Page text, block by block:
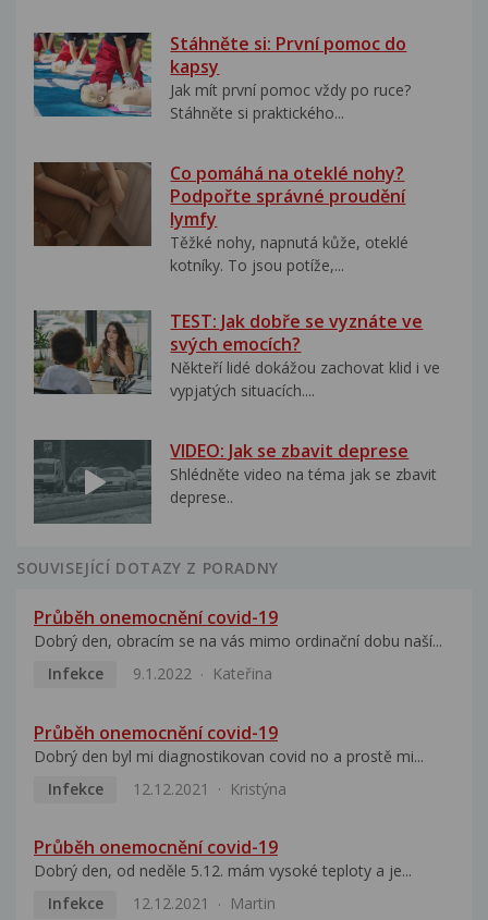
Stáhněte si: První pomoc do
kapsy
Jak mít první pomoc vždy po ruce?
Stáhněte si praktického...
Co pomáhá na oteklé nohy?
Podpořte správné proudění
lymfy
Těžké nohy, napnutá kůže, oteklé
kotníky. To jsou potíže,...
TEST: Jak dobře se vyznáte ve
svých emocích?
Někteří lidé dokážou zachovat klid i ve
vypjatých situacích....
VIDEO: Jak se zbavit deprese
Shlédněte video na téma jak se zbavit
deprese..
SOUVISEJÍCÍ DOTAZY Z PORADNY
Průběh onemocnění covid-19
Dobrý den, obracím se na vás mimo ordinační dobu naší...
Infekce
9.1.2022 Kateřina
Průběh onemocnění covid-19
Dobrý den byl mi diagnostikovan covid no a prostě mi...
Infekce
12.12.2021 Kristýna
Průběh onemocnění covid-19
Dobrý den, od neděle 5.12. mám vysoké teploty a je...
Infekce
12.12.2021 Martin